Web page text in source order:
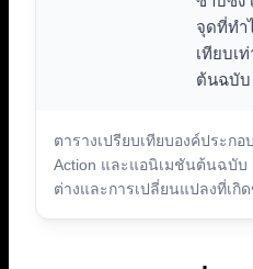
ตารางเปรียบเทียบองค์ประก
Action และแอนิเมชันต้นฉบับ
ต่างและการเปลี่ยนแปลงที่เกิ
จุดที่ทำ
เทียบเท่
ต้นฉบับ